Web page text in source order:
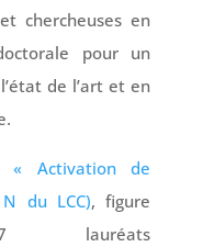
chercheuses en
pour un
de l’art et en
« Activation de
du LCC), figure